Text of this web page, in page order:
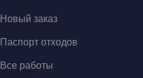
Новый заказ
Паспорт отходов
Все работы